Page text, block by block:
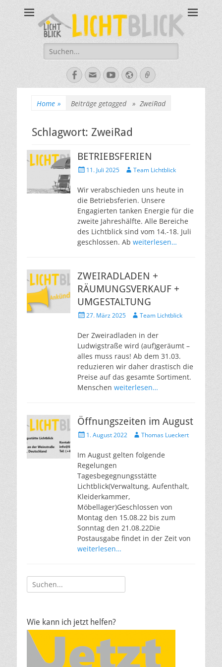
Lichtblick
67434 Neustadt an der Weinstraße – Amalienstraße 3 – Tel:
06321-355340
Suche
nach:
Facebook
E-
Mail
YouTube
WebsiteVerknüpfung
Home » Beiträge getagged » ZweiRad
Schlagwort: ZweiRad
BETRIEBSFERIEN
Veröffentlicht
11. Juli 2025 AutorTeam Lichtblick
Wir verabschieden uns heute in
die Betriebsferien. Unsere
Engagierten tanken Energie für die
zweite Jahreshälfte. Alle Bereiche
des Lichtblick sind vom 14.-18. Juli
geschlossen. Ab weiterlesen…
ZWEIRADLADEN +
RÄUMUNGSVERKAUF +
UMGESTALTUNG
Veröffentlicht
27. März 2025 AutorTeam Lichtblick
Der Zweiradladen in der
Ludwigstraße wird (auf)geräumt –
alles muss raus! Ab dem 31.03.
reduzieren wir daher drastisch die
Preise auf das gesamte Sortiment.
Menschen weiterlesen…
Öffnungszeiten im August
Veröffentlicht
1. August 2022 AutorThomas Lueckert
Im August gelten folgende
Regelungen
Tagesbegegnungsstätte
Lichtblick(Verwaltung, Aufenthalt,
Kleiderkammer,
Möbellager)Geschlossen von
Montag den 15.08.22 bis zum
Sonntag den 21.08.22Die
Postausgabe findet in der Zeit von
weiterlesen…
Suche
nach:
Wie kann ich jetzt helfen?